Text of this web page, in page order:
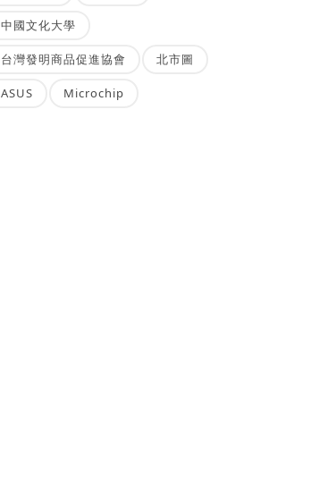
中國文化大學
台灣發明商品促進協會 北市圖
ASUS Microchip